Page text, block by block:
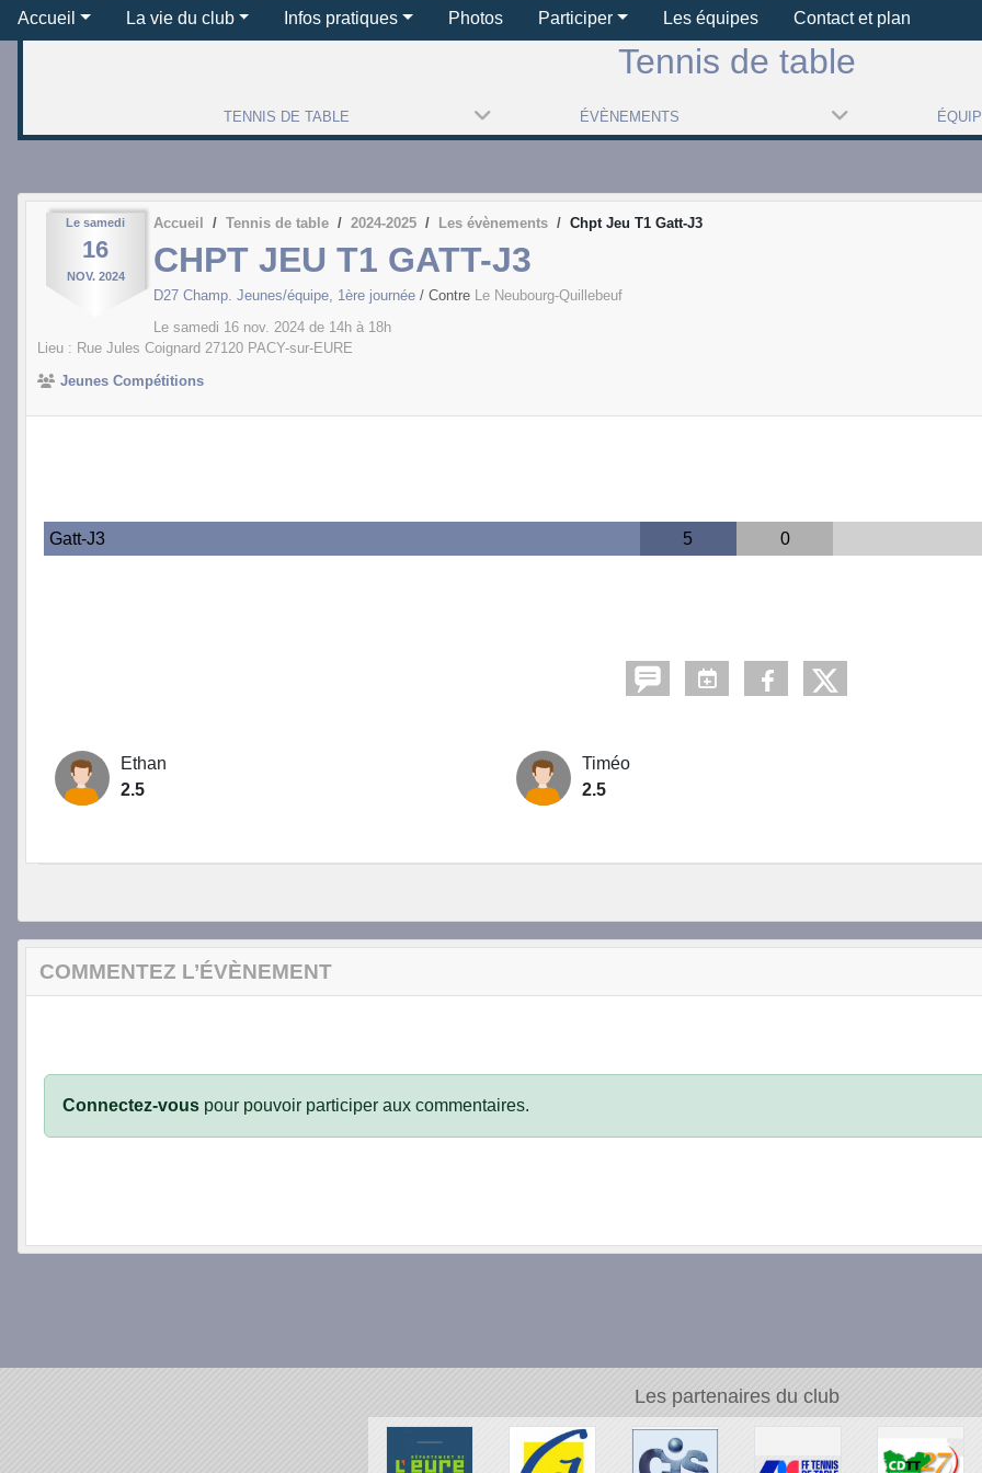
Accueil La vie du club Infos pratiques Photos Participer Les équipes Contact et plan
Tennis de table
TENNIS DE TABLE ÉVÈNEMENTS
Le samedi
16
NOV. 2024
Accueil Tennis de table 2024-2025 Les évènements Chpt Jeu T1 Gatt-J3
CHPT JEU T1 GATT-J3
D27 Champ. Jeunes/équipe, 1ère journée / Contre Le Neubourg-Quillebeuf
Le samedi 16 nov. 2024 de 14h à 18h
Lieu : Rue Jules Coignard 27120 PACY-sur-EURE
Jeunes Compétitions
Gatt-J3 5 0
Ethan
2.5
Timéo
2.5
COMMENTEZ L’ÉVÈNEMENT
Connectez-vous pour pouvoir participer aux commentaires.
Les partenaires du club